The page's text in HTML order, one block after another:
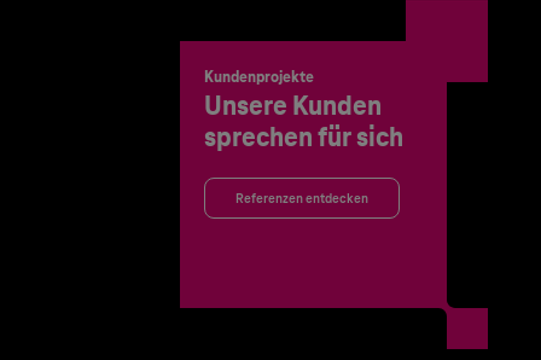
Kundenprojekte
Unsere Kunden
sprechen für sich
Referenzen entdecken